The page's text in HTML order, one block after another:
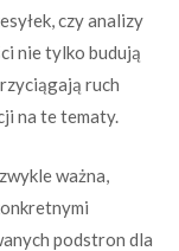
czy analizy
nie tylko budują
ruch
na te tematy.
ważna,
podstron dla